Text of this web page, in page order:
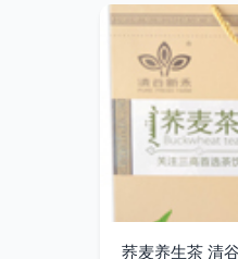
荞麦养生茶 清